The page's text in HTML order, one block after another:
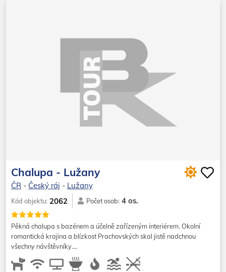
Chalupa - Lužany
ČR - Český ráj - Lužany
Kód objektu: 2062 Počet osob: 4 os.
Pěkná chalupa s bazénem a účelně zařízeným interiérem. Okolní
romantická krajina a blízkost Prachovských skal jistě nadchnou
všechny návštěvníky.…